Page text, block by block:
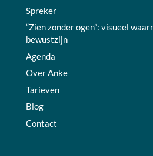
Spreker
“Zien zonder ogen”: visueel
bewustzijn
Agenda
Over Anke
Tarieven
Blog
Contact